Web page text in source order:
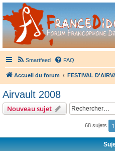
France Didgeridoo
Didgeridoo et Guimbarde sur France
Smartfeed FAQ
Accueil du forum FESTIVAL
Airvault 2008
Nouveau sujet
68 sujets 1